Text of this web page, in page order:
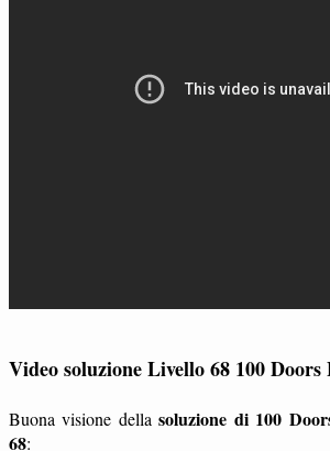
Video soluzione Livello 68 100 Doors
Buona visione dellasoluzione di 100
68: